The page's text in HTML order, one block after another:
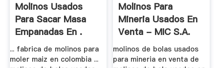
Molinos Usados
Para Sacar Masa
Empanadas En .
... fabrica de molinos para
moler maiz en colombia ...
Molinos Para
Mineria Usados En
Venta - MIC S.A.
molinos de bolas usados
para mineria en venta de